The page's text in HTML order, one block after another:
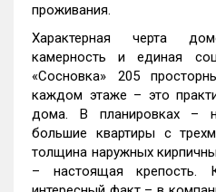
проживания.
Характерная черта
камерность и единая
«Сосновка» 205
каждом этаже – это
дома. В планировках –
большие квартиры с
толщина наружных
– настоящая крепость.